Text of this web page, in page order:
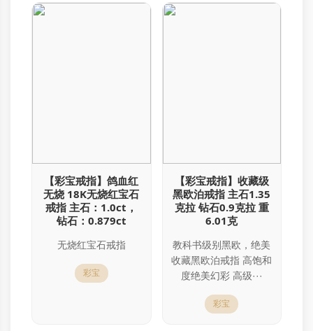
【彩宝戒指】鸽血红
无烧 18K无烧红宝石
戒指 主石：1.0ct，
钻石：0.879ct
无烧红宝石戒指
彩宝
【彩宝戒指】收藏级
黑欧泊戒指 主石1.35
克拉 钻石0.9克拉 重
6.01克
教科书级别黑欧，绝美
收藏黑欧泊戒指 高饱和
度绝美幻彩 高级···
彩宝